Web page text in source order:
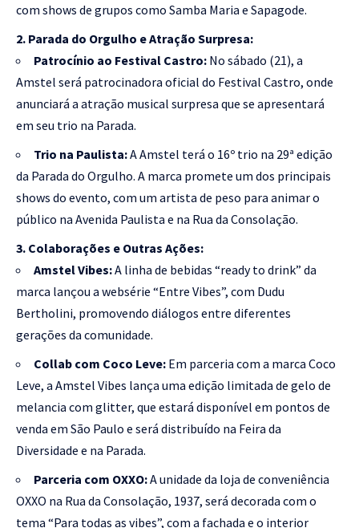
com shows de grupos como Samba Maria e Sapagode.
2. Parada do Orgulho e Atração Surpresa:
Patrocínio ao Festival Castro: No sábado (21), a
Amstel será patrocinadora oficial do Festival Castro, onde
anunciará a atração musical surpresa que se apresentará
em seu trio na Parada.
Trio na Paulista:A Amstel terá o 16º trio na 29ª edição
da Parada do Orgulho. A marca promete um dos principais
shows do evento, com um artista de peso para animar o
público na Avenida Paulista e na Rua da Consolação.
3. Colaborações e Outras Ações:
Amstel Vibes:A linha de bebidas “ready to drink” da
marca lançou a websérie “Entre Vibes”, com Dudu
Bertholini, promovendo diálogos entre diferentes
gerações da comunidade.
Collab com Coco Leve: Em parceria com a marca Coco
Leve, a Amstel Vibes lança uma edição limitada de gelo de
melancia com glitter, que estará disponível em pontos de
venda em São Paulo e será distribuído na Feira da
Diversidade e na Parada.
Parceria com OXXO:A unidade da loja de conveniência
OXXO na Rua da Consolação, 1937, será decorada com o
tema “Para todas as vibes”, com a fachada e o interior